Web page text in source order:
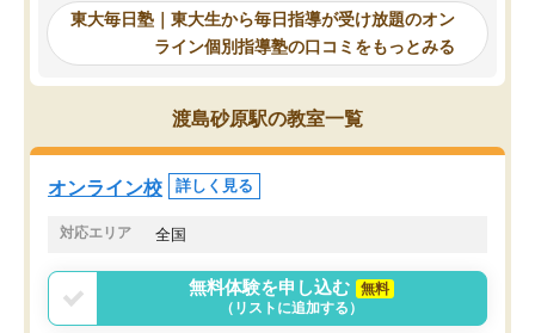
東大毎日塾にたどり着きました。学習
の長期計画や日々の勉強のやり方につ
いて客観的なアドバイスをいただけた
ので、自信をもって受験勉強を進める
ことができました。自分のように勉強
のやり方や進捗管理で苦労している方
には特におすすめしたい塾です。
東大毎日塾｜東大生から毎日指導が受け放題のオン
ライン個別指導塾の口コミをもっとみる
渡島砂原駅の教室一覧
オンライン校 詳しく見る
対応エリア 全国
無料体験を申し込む
無料
（リストに追加する）